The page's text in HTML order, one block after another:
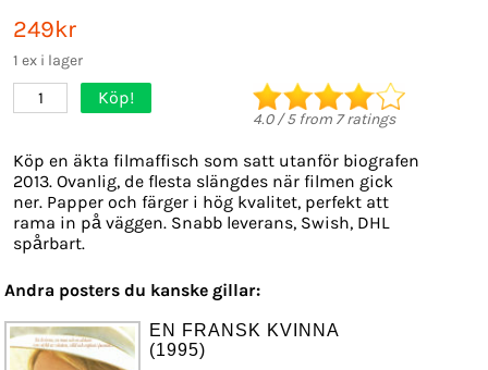
249kr
1 ex i lager
1 Köp!
4.0/5from 7ratings
Köp en äkta filmaffisch som satt utanför biografen
2013. Ovanlig, de flesta slängdes när filmen gick
ner. Papper och färger i hög kvalitet, perfekt att
rama in på väggen. Snabb leverans, Swish, DHL
spårbart.
Andra posters du kanske gillar:
EN FRANSK KVINNA
(1995)